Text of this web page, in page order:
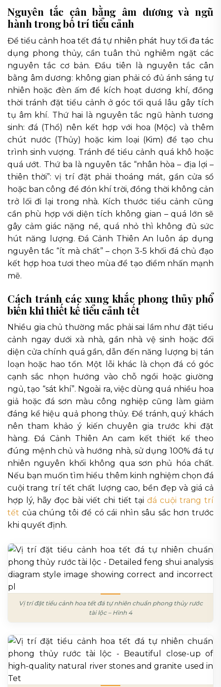
Nguyên tắc cân bằng âm dương và ngũ
hành trong bố trí tiểu cảnh
Để tiểu cảnh hoa tết đá tự nhiên phát huy tối đa tác
dụng phong thủy, cần tuân thủ nghiêm ngặt các
nguyên tắc cơ bản. Đầu tiên là nguyên tắc cân
bằng âm dương: không gian phải có đủ ánh sáng tự
nhiên hoặc đèn ấm để kích hoạt dương khí, đồng
thời tránh đặt tiểu cảnh ở góc tối quá lâu gây tích
tụ âm khí. Thứ hai là nguyên tắc ngũ hành tương
sinh: đá (Thổ) nên kết hợp với hoa (Mộc) và thêm
chút nước (Thủy) hoặc kim loại (Kim) để tạo chu
trình sinh vượng. Tránh để tiểu cảnh quá khô hoặc
quá ướt. Thứ ba là nguyên tắc “nhân hòa – địa lợi –
thiên thời”: vị trí đặt phải thoáng mát, gần cửa sổ
hoặc ban công để đón khí trời, đồng thời không cản
trở lối đi lại trong nhà. Kích thước tiểu cảnh cũng
cần phù hợp với diện tích không gian – quá lớn sẽ
gây cảm giác nặng nề, quá nhỏ thì không đủ sức
hút năng lượng. Đá Cảnh Thiên An luôn áp dụng
nguyên tắc “ít mà chất” – chọn 3-5 khối đá chủ đạo
kết hợp hoa tươi theo mùa để tạo điểm nhấn mạnh
mẽ.
Cách tránh các xung khắc phong thủy phổ
biến khi thiết kế tiểu cảnh tết
Nhiều gia chủ thường mắc phải sai lầm như đặt tiểu
cảnh ngay dưới xà nhà, gần nhà vệ sinh hoặc đối
diện cửa chính quá gần, dẫn đến năng lượng bị tán
loạn hoặc hao tổn. Một lỗi khác là chọn đá có góc
cạnh sắc nhọn hướng vào chỗ ngồi hoặc giường
ngủ, tạo “sát khí”. Ngoài ra, việc dùng quá nhiều hoa
giả hoặc đá sơn màu công nghiệp cũng làm giảm
đáng kể hiệu quả phong thủy. Để tránh, quý khách
nên tham khảo ý kiến chuyên gia trước khi đặt
hàng. Đá Cảnh Thiên An cam kết thiết kế theo
đúng mệnh chủ và hướng nhà, sử dụng 100% đá tự
nhiên nguyên khối không qua sơn phủ hóa chất.
Nếu bạn muốn tìm hiểu thêm kinh nghiệm chọn đá
cuội trang trí tết chất lượng cao, bền đẹp và giá cả
hợp lý, hãy đọc bài viết chi tiết tại đá cuội trang trí
tết của chúng tôi để có cái nhìn sâu sắc hơn trước
khi quyết định.
Vị trí đặt tiểu cảnh hoa tết đá tự nhiên chuẩn phong thủy rước
tài lộc – Hình 4